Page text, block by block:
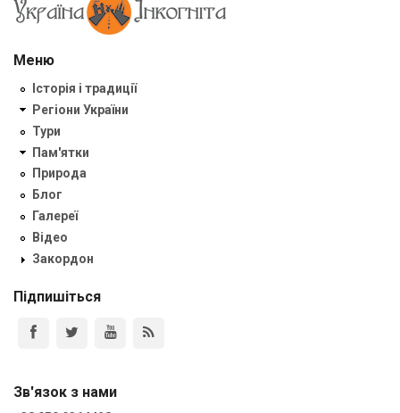
Меню
Історія і традиції
Регіони України
Тури
Пам'ятки
Природа
Блог
Галереї
Відео
Закордон
Підпишіться
Зв'язок з нами